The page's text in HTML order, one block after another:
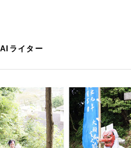
ライター